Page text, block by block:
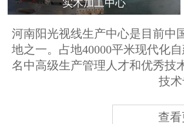
实木加工中心
河南阳光视线生产中心是目前中
地之一。占地40000平米现代化
名中高级生产管理人才和优秀技
技术
查看